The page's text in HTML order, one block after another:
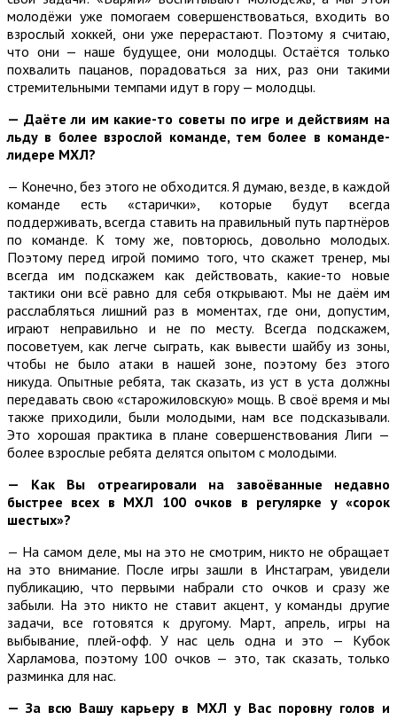
молодёжи уже помогаем совершенствоваться, входить во
взрослый хоккей, они уже перерастают. Поэтому я считаю,
что они — наше будущее, они молодцы. Остаётся только
похвалить пацанов, порадоваться за них, раз они такими
стремительными темпами идут в гору — молодцы.
— Даёте ли им какие-то советы по игре и действиям на
льду в более взрослой команде, тем более в команде-
лидере МХЛ?
— Конечно, без этого не обходится. Я думаю, везде, в каждой
команде есть «старички», которые будут всегда
поддерживать, всегда ставить на правильный путь партнёров
по команде. К тому же, повторюсь, довольно молодых.
Поэтому перед игрой помимо того, что скажет тренер, мы
всегда им подскажем как действовать, какие-то новые
тактики они всё равно для себя открывают. Мы не даём им
расслабляться лишний раз в моментах, где они, допустим,
играют неправильно и не по месту. Всегда подскажем,
посоветуем, как легче сыграть, как вывести шайбу из зоны,
чтобы не было атаки в нашей зоне, поэтому без этого
никуда. Опытные ребята, так сказать, из уст в уста должны
передавать свою «старожиловскую» мощь. В своё время и мы
также приходили, были молодыми, нам все подсказывали.
Это хорошая практика в плане совершенствования Лиги —
более взрослые ребята делятся опытом с молодыми.
— Как Вы отреагировали на завоёванные недавно
быстрее всех в МХЛ 100 очков в регулярке у «сорок
шестых»?
— На самом деле, мы на это не смотрим, никто не обращает
на это внимание. После игры зашли в Инстаграм, увидели
публикацию, что первыми набрали сто очков и сразу же
забыли. На это никто не ставит акцент, у команды другие
задачи, все готовятся к другому. Март, апрель, игры на
выбывание, плей-офф. У нас цель одна и это — Кубок
Харламова, поэтому 100 очков — это, так сказать, только
разминка для нас.
— За всю Вашу карьеру в МХЛ у Вас поровну голов и